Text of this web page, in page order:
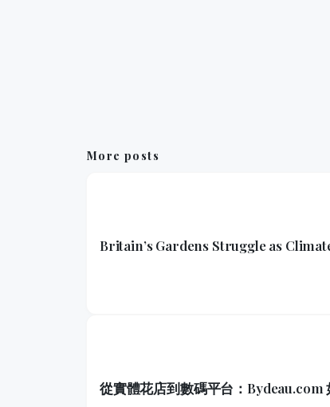
More posts
Britain’s Gardens Struggle as
從實體花店到數碼平台：Bydeau.com